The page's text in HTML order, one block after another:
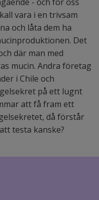
vara i en trivsam
och låta dem ha
Det
där man med
mucin. Andra företag
i Chile och
på ett lugnt
att få fram ett
då förstår
testa kanske?